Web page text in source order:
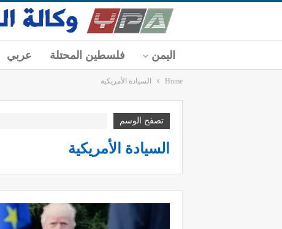
اليمن فلسطين المحتلة عربي
Home السيادة الأمريكية
تصفح الوسم
السيادة الأمريكية